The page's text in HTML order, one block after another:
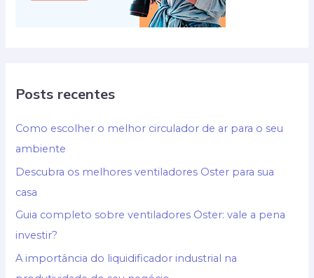
Posts recentes
Como escolher o melhor circulador de ar para o seu
ambiente
Descubra os melhores ventiladores Oster para sua
casa
Guia completo sobre ventiladores Oster: vale a pena
investir?
A importância do liquidificador industrial na